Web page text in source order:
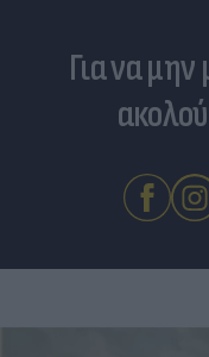
Για να μην